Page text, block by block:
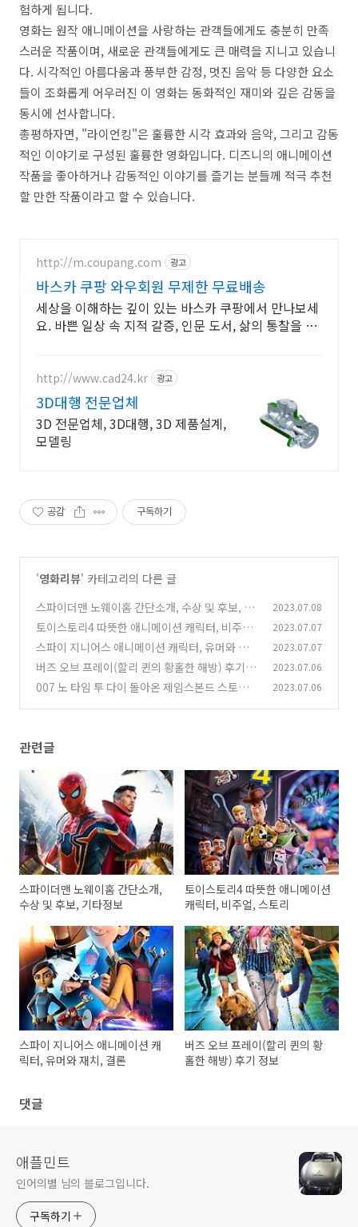
험하게 됩니다.
영화는 원작 애니메이션을 사랑하는 관객들에게도 충분히 만족
스러운 작품이며, 새로운 관객들에게도 큰 매력을 지니고 있습니
다. 시각적인 아름다움과 풍부한 감정, 멋진 음악 등 다양한 요소
들이 조화롭게 어우러진 이 영화는 동화적인 재미와 깊은 감동을
동시에 선사합니다.
총평하자면, "라이언킹"은 훌륭한 시각 효과와 음악, 그리고 감동
적인 이야기로 구성된 훌륭한 영화입니다. 디즈니의 애니메이션
작품을 좋아하거나 감동적인 이야기를 즐기는 분들께 적극 추천
할 만한 작품이라고 할 수 있습니다.
http://m.coupang.com 광고
바스카 쿠팡 와우회원 무제한 무료배송
세상을 이해하는 깊이 있는 바스카 쿠팡에서 만나보세
요. 바쁜 일상 속 지적 갈증, 인문 도서, 삶의 통찰을 얻
http://www.cad24.kr 광고
3D대행 전문업체
3D 전문업체, 3D대행, 3D 제품설계,
모델링
공감 구독하기
'영화리뷰' 카테고리의 다른 글
스파이더맨 노웨이홈 간단소개, 수상 및 후보, 기
타정보
(0)
2023.07.08
토이스토리4 따뜻한 애니메이션 캐릭터, 비주얼,
스토리
(0)
2023.07.07
스파이 지니어스 애니메이션 캐릭터, 유머와 재
치, 결론 (0)
2023.07.07
버즈 오브 프레이(할리 퀸의 황홀한 해방) 후기 정
보 (0)
2023.07.06
007 노 타임 투 다이 돌아온 제임스본드 스토리
2023.07.06
관련글
스파이더맨 노웨이홈 간단소개,
수상 및 후보, 기타정보
토이스토리4 따뜻한 애니메이션
캐릭터, 비주얼, 스토리
스파이 지니어스 애니메이션 캐
릭터, 유머와 재치, 결론
버즈 오브 프레이(할리 퀸의 황
홀한 해방) 후기 정보
댓글
애플민트
인어의별 님의 블로그입니다.
구독하기